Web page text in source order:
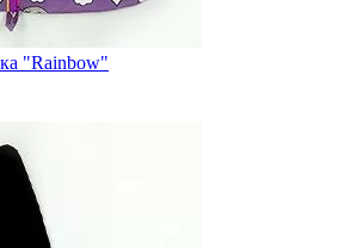
"Rainbow"